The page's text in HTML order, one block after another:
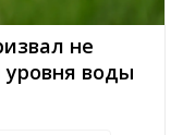
не
уровня воды